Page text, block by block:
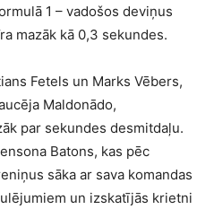
1 – vadošos deviņus
mazāk kā 0,3 sekundes.
Fetels un Marks Vēbers,
Maldonādo,
par sekundes desmitdaļu.
Batons, kas pēc
sāka ar sava komandas
un izskatījās krietni